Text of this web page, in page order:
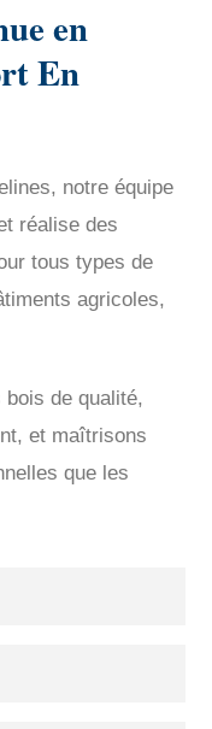
en
En
notre équipe
réalise des
tous types de
agricoles,
de qualité,
et maîtrisons
que les